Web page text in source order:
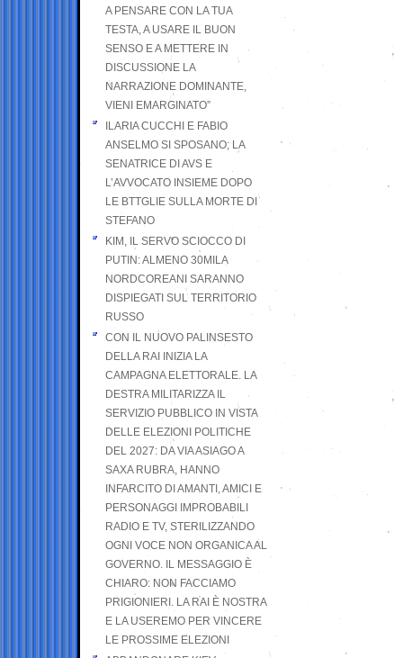
A PENSARE CON LA TUA
TESTA, A USARE IL BUON
SENSO E A METTERE IN
DISCUSSIONE LA
NARRAZIONE DOMINANTE,
VIENI EMARGINATO”
ILARIA CUCCHI E FABIO
ANSELMO SI SPOSANO; LA
SENATRICE DI AVS E
L’AVVOCATO INSIEME DOPO
LE BTTGLIE SULLA MORTE DI
STEFANO
KIM, IL SERVO SCIOCCO DI
PUTIN: ALMENO 30MILA
NORDCOREANI SARANNO
DISPIEGATI SUL TERRITORIO
RUSSO
CON IL NUOVO PALINSESTO
DELLA RAI INIZIA LA
CAMPAGNA ELETTORALE. LA
DESTRA MILITARIZZA IL
SERVIZIO PUBBLICO IN VISTA
DELLE ELEZIONI POLITICHE
DEL 2027: DA VIA ASIAGO A
SAXA RUBRA, HANNO
INFARCITO DI AMANTI, AMICI E
PERSONAGGI IMPROBABILI
RADIO E TV, STERILIZZANDO
OGNI VOCE NON ORGANICA AL
GOVERNO. IL MESSAGGIO È
CHIARO: NON FACCIAMO
PRIGIONIERI. LA RAI È NOSTRA
E LA USEREMO PER VINCERE
LE PROSSIME ELEZIONI